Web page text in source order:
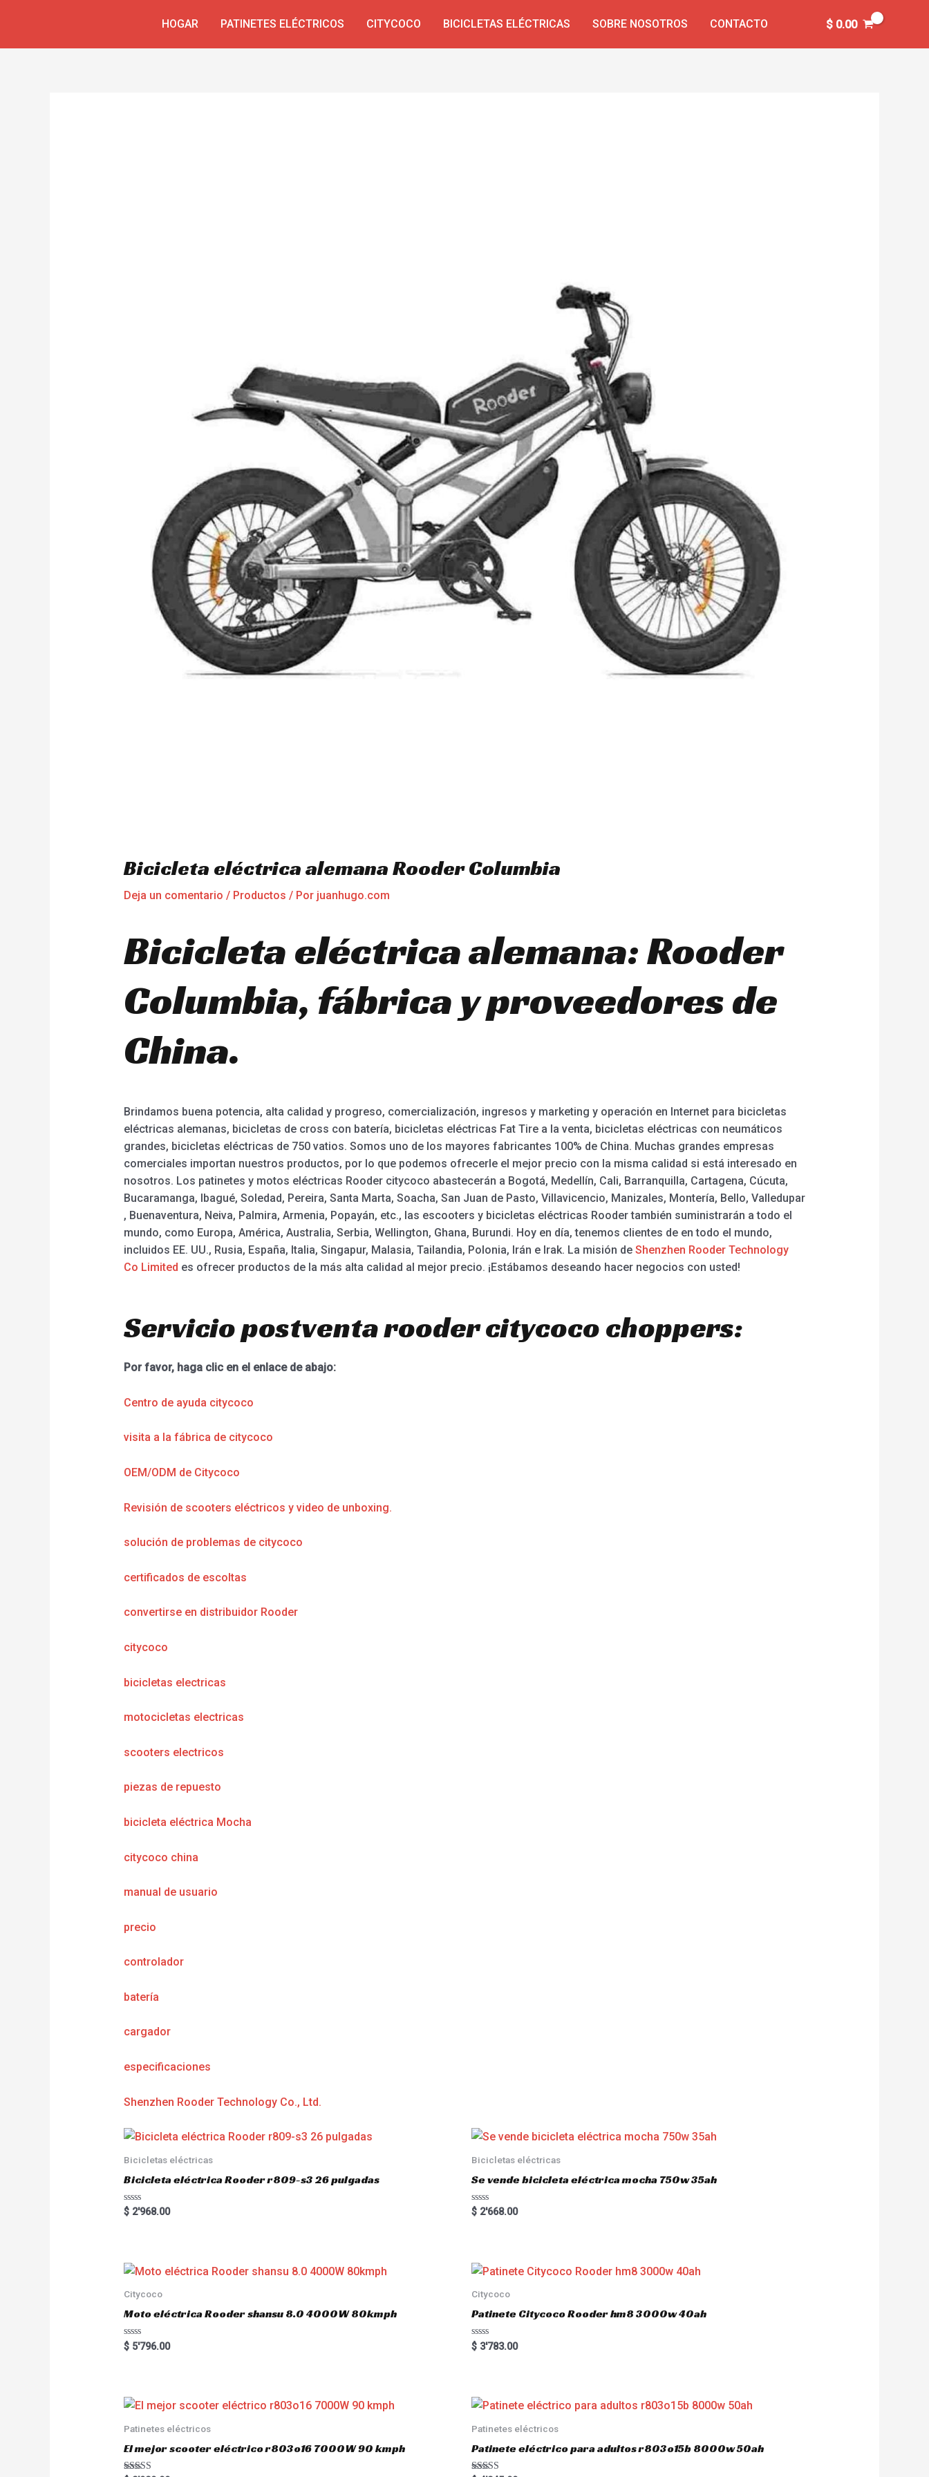
HOGAR PATINETES ELÉCTRICOS CITYCOCO BICICLETAS ELÉCTRICAS SOBRE NOSOTROS CONTACTO $0.00
Bicicleta eléctrica alemana Rooder Columbia
Deja un comentario / Productos / Por juanhugo.com
Bicicleta eléctrica alemana: Rooder
Columbia, fábrica y proveedores de
China.
Brindamos buena potencia, alta calidad y progreso, comercialización, ingresos y marketing y operación en Internet para bicicletas
eléctricas alemanas, bicicletas de cross con batería, bicicletas eléctricas Fat Tire a la venta, bicicletas eléctricas con neumáticos
grandes, bicicletas eléctricas de 750 vatios. Somos uno de los mayores fabricantes 100% de China. Muchas grandes empresas
comerciales importan nuestros productos, por lo que podemos ofrecerle el mejor precio con la misma calidad si está interesado en
nosotros. Los patinetes y motos eléctricas Rooder citycoco abastecerán a Bogotá, Medellín, Cali, Barranquilla, Cartagena, Cúcuta,
Bucaramanga, Ibagué, Soledad, Pereira, Santa Marta, Soacha, San Juan de Pasto, Villavicencio, Manizales, Montería, Bello, Valledupar
, Buenaventura, Neiva, Palmira, Armenia, Popayán, etc., las escooters y bicicletas eléctricas Rooder también suministrarán a todo el
mundo, como Europa, América, Australia, Serbia, Wellington, Ghana, Burundi. Hoy en día, tenemos clientes de en todo el mundo,
incluidos EE. UU., Rusia, España, Italia, Singapur, Malasia, Tailandia, Polonia, Irán e Irak. La misión de Shenzhen Rooder Technology
Co Limited es ofrecer productos de la más alta calidad al mejor precio. ¡Estábamos deseando hacer negocios con usted!
Servicio postventa rooder citycoco choppers:
Por favor, haga clic en el enlace de abajo:
Centro de ayuda citycoco
visita a la fábrica de citycoco
OEM/ODM de Citycoco
Revisión de scooters eléctricos y video de unboxing.
solución de problemas de citycoco
certificados de escoltas
convertirse en distribuidor Rooder
citycoco
bicicletas electricas
motocicletas electricas
scooters electricos
piezas de repuesto
bicicleta eléctrica Mocha
citycoco china
manual de usuario
precio
controlador
batería
cargador
especificaciones
Shenzhen Rooder Technology Co., Ltd.
Bicicletas eléctricas
Bicicleta eléctrica Rooder r809-s3 26 pulgadas
R
a
o
u
o
f
5
$2'968.00
Bicicletas eléctricas
Se vende bicicleta eléctrica mocha 750w 35ah
R
a
o
u
o
f
5
$ 2'668.00
Citycoco
Moto eléctrica Rooder shansu 8.0 4000W 80kmph
R
a
o
u
o
f
5
$5'796.00
Citycoco
Patinete Citycoco Rooder hm8 3000w 40ah
R
a
o
u
o
f
5
$ 3'783.00
Patinetes eléctricos
El mejor scooter eléctrico r803o16 7000W 90 kmph
Patinetes eléctricos
Patinete eléctrico para adultos r803o15b 8000w 50ah